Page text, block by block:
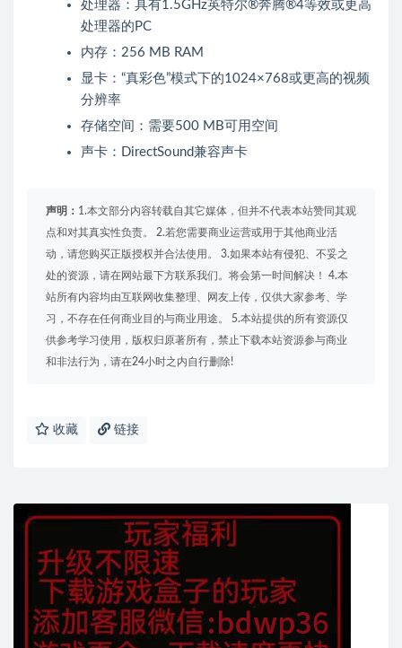
处理器：具有1.5GHz英特尔®奔腾®4等效或更高
处理器的PC
内存：256 MB RAM
显卡：“真彩色”模式下的1024×768或更高的视频
分辨率
存储空间：需要500 MB可用空间
声卡：DirectSound兼容声卡
声明： 1.本文部分内容转载自其它媒体，但并不代表本站赞同其观
点和对其真实性负责。 2.若您需要商业运营或用于其他商业活
动，请您购买正版授权并合法使用。 3.如果本站有侵犯、不妥之
处的资源，请在网站最下方联系我们。将会第一时间解决！ 4.本
站所有内容均由互联网收集整理、网友上传，仅供大家参考、学
习，不存在任何商业目的与商业用途。 5.本站提供的所有资源仅
供参考学习使用，版权归原著所有，禁止下载本站资源参与商业
和非法行为，请在24小时之内自行删除!
收藏 链接